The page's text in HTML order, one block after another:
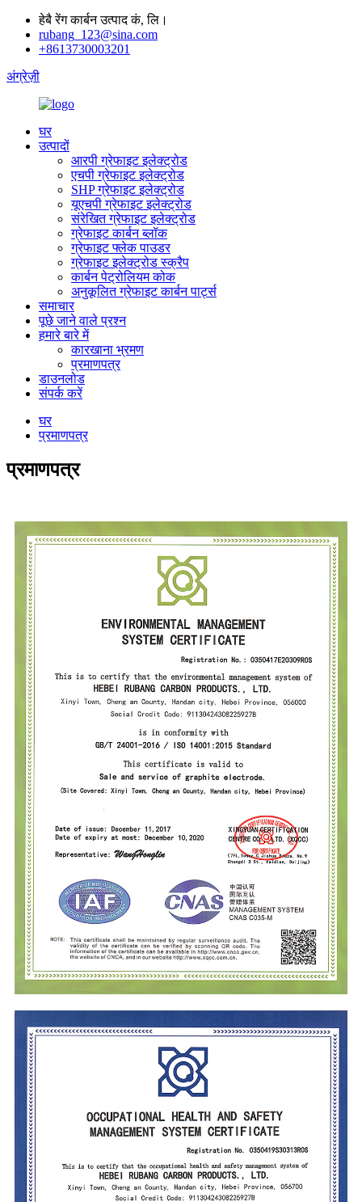
हेबै रेंग कार्बन उत्पाद कं, लि।
rubang_123@sina.com
+8613730003201
अंग्रेज़ी
घर
उत्पादों
आरपी ग्रेफाइट इलेक्ट्रोड
एचपी ग्रेफाइट इलेक्ट्रोड
SHP ग्रेफाइट इलेक्ट्रोड
यूएचपी ग्रेफाइट इलेक्ट्रोड
संरेखित ग्रेफाइट इलेक्ट्रोड
ग्रेफाइट कार्बन ब्लॉक
ग्रेफाइट फ्लेक पाउडर
ग्रेफाइट इलेक्ट्रोड स्क्रैप
कार्बन पेट्रोलियम कोक
अनुकूलित ग्रेफाइट कार्बन पार्ट्स
समाचार
पूछे जाने वाले प्रश्न
हमारे बारे में
कारखाना भ्रमण
प्रमाणपत्र
डाउनलोड
संपर्क करें
घर
प्रमाणपत्र
प्रमाणपत्र